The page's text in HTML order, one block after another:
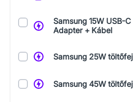
Samsung 15W USB-C
Adapter + Kábel
Samsung 25W töltőfej
Samsung 45W töltőfej